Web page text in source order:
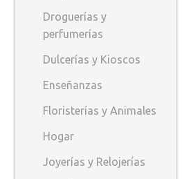
Droguerías y
perfumerías
Dulcerías y Kioscos
Enseñanzas
Floristerías y Animales
Hogar
Joyerías y Relojerías